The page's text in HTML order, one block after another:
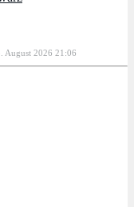
August 2026 21:06